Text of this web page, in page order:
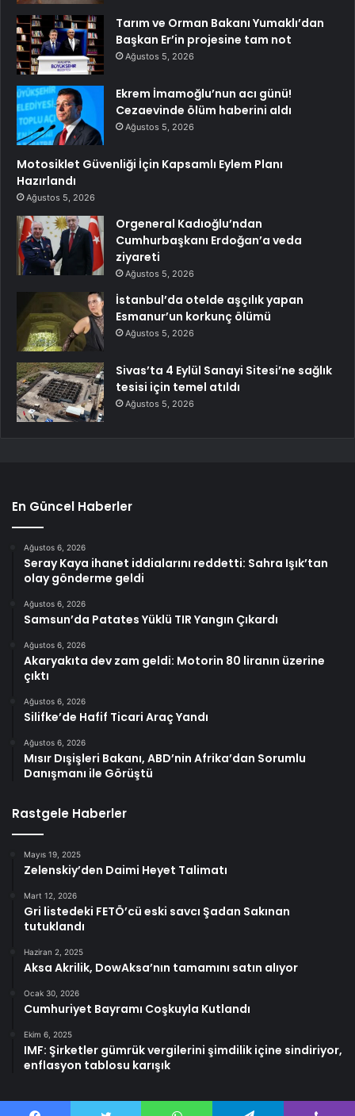
Tarım ve Orman Bakanı Yumaklı’dan
Başkan Er’in projesine tam not
Ağustos 5, 2026
Ekrem İmamoğlu’nun acı günü!
Cezaevinde ölüm haberini aldı
Ağustos 5, 2026
Motosiklet Güvenliği İçin Kapsamlı Eylem Planı
Hazırlandı
Ağustos 5, 2026
Orgeneral Kadıoğlu’ndan
Cumhurbaşkanı Erdoğan’a veda
ziyareti
Ağustos 5, 2026
İstanbul’da otelde aşçılık yapan
Esmanur’un korkunç ölümü
Ağustos 5, 2026
Sivas’ta 4 Eylül Sanayi Sitesi’ne sağlık
tesisi için temel atıldı
Ağustos 5, 2026
En Güncel Haberler
Ağustos 6, 2026
Seray Kaya ihanet iddialarını reddetti: Sahra Işık’tan
olay gönderme geldi
Ağustos 6, 2026
Samsun’da Patates Yüklü TIR Yangın Çıkardı
Ağustos 6, 2026
Akaryakıta dev zam geldi: Motorin 80 liranın üzerine
çıktı
Ağustos 6, 2026
Silifke’de Hafif Ticari Araç Yandı
Ağustos 6, 2026
Mısır Dışişleri Bakanı, ABD’nin Afrika’dan Sorumlu
Danışmanı ile Görüştü
Rastgele Haberler
Mayıs 19, 2025
Zelenskiy’den Daimi Heyet Talimatı
Mart 12, 2026
Gri listedeki FETÖ’cü eski savcı Şadan Sakınan
tutuklandı
Haziran 2, 2025
Aksa Akrilik, DowAksa’nın tamamını satın alıyor
Ocak 30, 2026
Cumhuriyet Bayramı Coşkuyla Kutlandı
Ekim 6, 2025
IMF: Şirketler gümrük vergilerini şimdilik içine sindiriyor,
enflasyon tablosu karışık